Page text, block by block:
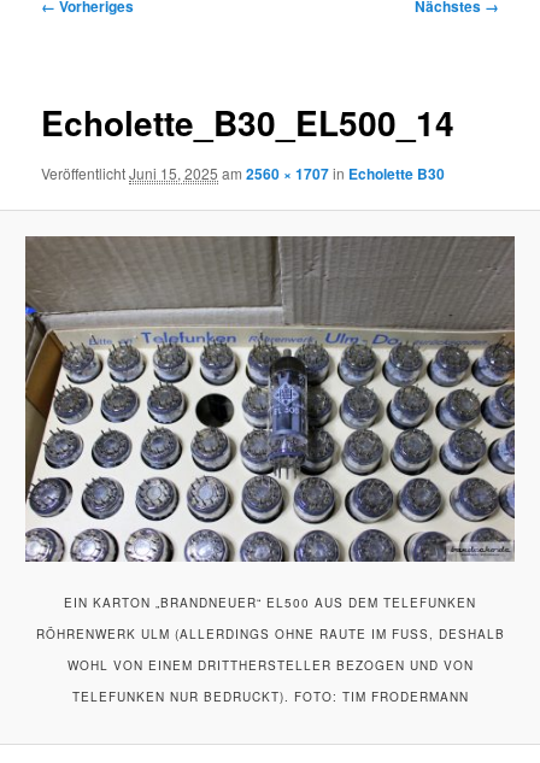
← Vorheriges Nächstes →
Echolette_B30_EL500_14
VeröffentlichtJuni 15, 2025 am2560 × 1707in Echolette B30
EIN KARTON „BRANDNEUER“ EL500 AUS DEM TELEFUNKEN
RÖHRENWERK ULM (ALLERDINGS OHNE RAUTE IM FUSS, DESHALB W
OHL VON EINEM DRITTHERSTELLER BEZOGEN UND VON T
ELEFUNKEN NUR BEDRUCKT). FOTO: TIM FRODERMANN